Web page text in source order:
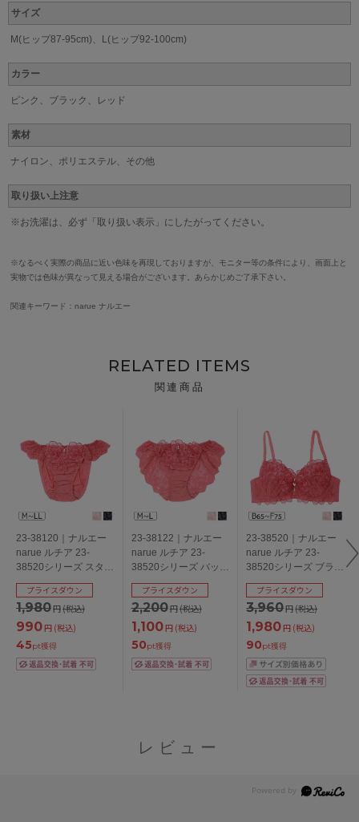
サイズ
M(ヒップ87-95cm)、L(ヒップ92-100cm)
カラー
ピンク、ブラック、レッド
素材
ナイロン、ポリエステル、その他
取り扱い上注意
※お洗濯は、必ず「取り扱い表示」にしたがってください。
※なるべく実際の商品に近い色味を再現しておりますが、モニター等の条件により、画面上と
実物では色味が異なって見える場合がございます。あらかじめご了承下さい。
関連キーワード：narue ナルエー
RELATED ITEMS
関連商品
23-38120｜ナルエー
narue ルチア 23-
38520シリーズ スタン
ダードショーツ
M/L/LL
1,980円(税込)
プライスダウン
990円 (税込)
45pt獲得
23-38122｜ナルエー
narue ルチア 23-
38520シリーズ バック
レースショーツ M/L
2,200円(税込)
プライスダウン
1,100円 (税込)
50pt獲得
23-38520｜ナルエー
narue ルチア 23-
38520シリーズ ブラジ
ャー単品 Ｎベーシッ
クブラ BCDEFカップ
アンダー65/70/75cm
3,960円(税込)
プライスダウン
1,980円 (税込)
90pt獲得
レビュー